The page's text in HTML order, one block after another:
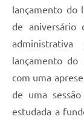
lançamento do
de aniversário
lançamento do
com uma
de uma
estudada a